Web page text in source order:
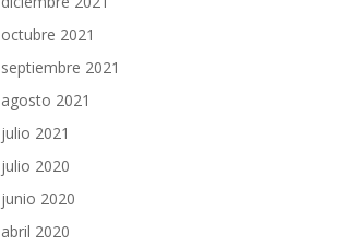
octubre 2021
septiembre 2021
agosto 2021
julio 2021
julio 2020
junio 2020
abril 2020